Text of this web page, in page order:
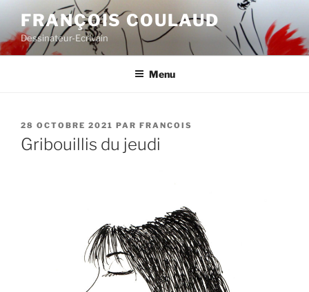
contenu
principal
FRANÇOIS COULAUD
Dessinateur-Ecrivain
Menu
PUBLIÉ
LE
28 OCTOBRE 2021 PAR FRANCOIS
Gribouillis du jeudi